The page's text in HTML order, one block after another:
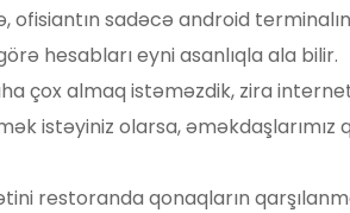
sadəcə android
hesabları eyni asanlıqla ala bilir.
çox almaq istəməzdik, zira
istəyiniz olarsa, əməkdaşlarımız
restoranda qonaqların